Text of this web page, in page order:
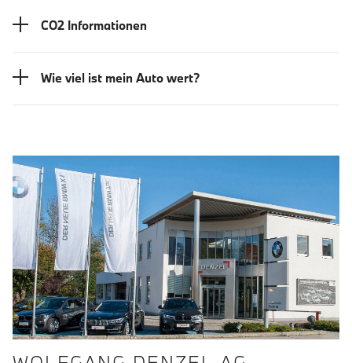
CO2 Informationen
Wie viel ist mein Auto wert?